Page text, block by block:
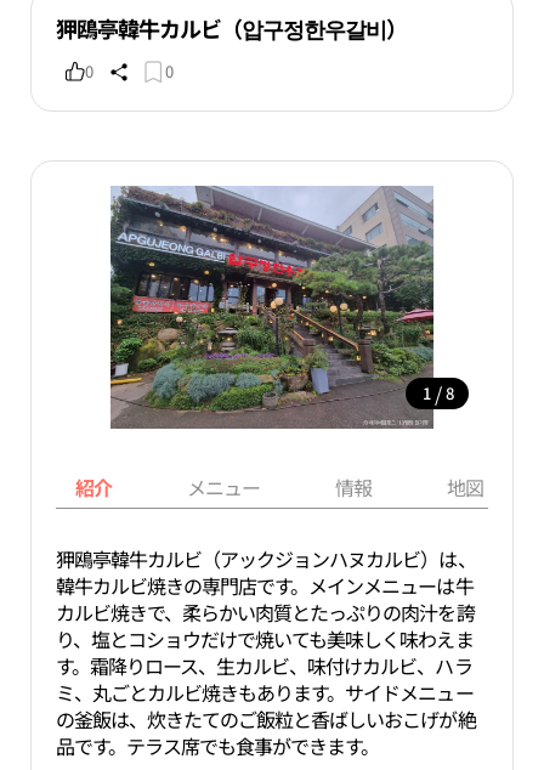
狎鴎亭韓牛カルビ（압구정한우갈비）
0 0
1 / 8
紹介 メニュー 情報 地図
狎鴎亭韓牛カルビ（アックジョンハヌカルビ）は、
韓牛カルビ焼きの専門店です。メインメニューは牛
カルビ焼きで、柔らかい肉質とたっぷりの肉汁を誇
り、塩とコショウだけで焼いても美味しく味わえま
す。霜降りロース、生カルビ、味付けカルビ、ハラ
ミ、丸ごとカルビ焼きもあります。サイドメニュー
の釜飯は、炊きたてのご飯粒と香ばしいおこげが絶
品です。テラス席でも食事ができます。